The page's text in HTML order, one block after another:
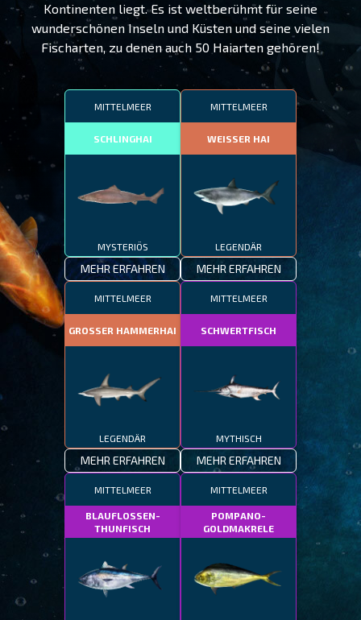
Kontinenten liegt. Es ist weltberühmt für seine
wunderschönen Inseln und Küsten und seine vielen
Fischarten, zu denen auch 50 Haiarten gehören!
MITTELMEER
SCHLINGHAI
MYSTERIÖS
MEHR ERFAHREN
MITTELMEER
WEISSER HAI
LEGENDÄR
MEHR ERFAHREN
MITTELMEER
GROSSER HAMMERHAI
LEGENDÄR
MEHR ERFAHREN
MITTELMEER
SCHWERTFISCH
MYTHISCH
MEHR ERFAHREN
MITTELMEER
BLAUFLOSSEN-
THUNFISCH
MITTELMEER
POMPANO-
GOLDMAKRELE